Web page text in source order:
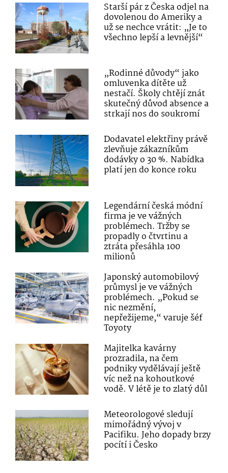
Starší pár z Česka odjel na
dovolenou do Ameriky a
už se nechce vrátit: „Je to
všechno lepší a levnější“
„Rodinné důvody“ jako
omluvenka dítěte už
nestačí. Školy chtějí znát
skutečný důvod absence a
strkají nos do soukromí
Dodavatel elektřiny právě
zlevňuje zákazníkům
dodávky o 30 %. Nabídka
platí jen do konce roku
Legendární česká módní
firma je ve vážných
problémech. Tržby se
propadly o čtvrtinu a
ztráta přesáhla 100
milionů
Japonský automobilový
průmysl je ve vážných
problémech. „Pokud se
nic nezmění,
nepřežijeme,“ varuje šéf
Toyoty
Majitelka kavárny
prozradila, na čem
podniky vydělávají ještě
víc než na kohoutkové
vodě. V létě je to zlatý důl
Meteorologové sledují
mimořádný vývoj v
Pacifiku. Jeho dopady brzy
pocítí i Česko